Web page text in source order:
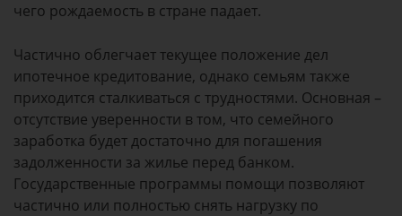
чего рождаемость в стране падает.
Частично облегчает текущее положение дел
ипотечное кредитование, однако семьям также
приходится сталкиваться с трудностями. Основная –
отсутствие уверенности в том, что семейного
заработка будет достаточно для погашения
задолженности за жилье перед банком.
Государственные программы помощи позволяют
частично или полностью снять нагрузку по